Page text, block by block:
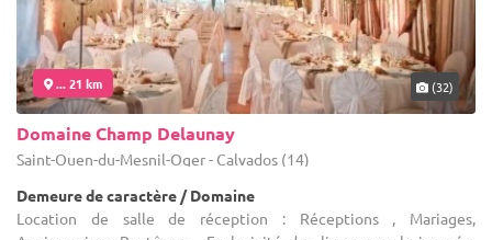
... 21 km (32)
Domaine Champ Delaunay
Saint-Ouen-du-Mesnil-Oger - Calvados (14)
Demeure de caractère / Domaine
Location de salle de réception : Réceptions , Mariages,